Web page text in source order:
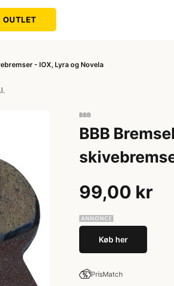
OUTLET
- IOX, Lyra og Novela
BBB
BBB
99,00 kr
Køb her
PrisMatch